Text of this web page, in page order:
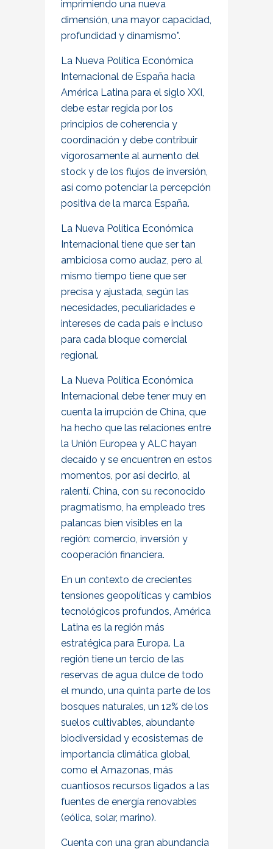
imprimiendo una nueva
dimensión, una mayor capacidad,
profundidad y dinamismo”.
La Nueva Política Económica
Internacional de España hacia
América Latina para el siglo XXI,
debe estar regida por los
principios de coherencia y
coordinación y debe contribuir
vigorosamente al aumento del
stock y de los flujos de inversión,
así como potenciar la percepción
positiva de la marca España.
La Nueva Política Económica
Internacional tiene que ser tan
ambiciosa como audaz, pero al
mismo tiempo tiene que ser
precisa y ajustada, según las
necesidades, peculiaridades e
intereses de cada país e incluso
para cada bloque comercial
regional.
La Nueva Política Económica
Internacional debe tener muy en
cuenta la irrupción de China, que
ha hecho que las relaciones entre
la Unión Europea y ALC hayan
decaído y se encuentren en estos
momentos, por así decirlo, al
ralentí. China, con su reconocido
pragmatismo, ha empleado tres
palancas bien visibles en la
región: comercio, inversión y
cooperación financiera.
En un contexto de crecientes
tensiones geopolíticas y cambios
tecnológicos profundos, América
Latina es la región más
estratégica para Europa. La
región tiene un tercio de las
reservas de agua dulce de todo
el mundo, una quinta parte de los
bosques naturales, un 12% de los
suelos cultivables, abundante
biodiversidad y ecosistemas de
importancia climática global,
como el Amazonas, más
cuantiosos recursos ligados a las
fuentes de energía renovables
(eólica, solar, marino).
Cuenta con una gran abundancia